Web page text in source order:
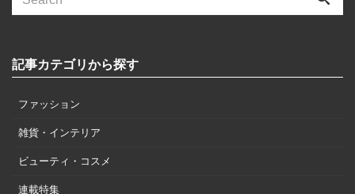
記事カテゴリから探す
ファッション
雑貨・インテリア
ビューティ・コスメ
連載特集